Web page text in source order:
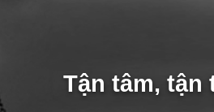
Tận tâm, tận